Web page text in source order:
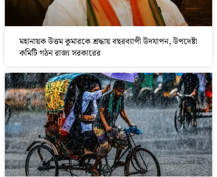
মহানায়ক উত্তম কুমারকে শ্রদ্ধায় বছরব্যাপী উদযাপন, উপদেষ্টা
কমিটি গঠন রাজ্য সরকারের